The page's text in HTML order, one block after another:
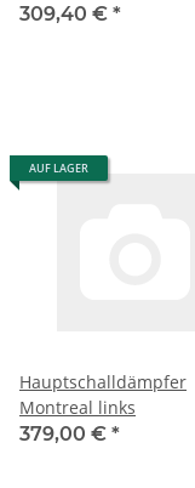
309,40 € *
AUF LAGER
Hauptschalldämpfer
Montreal links
379,00 € *